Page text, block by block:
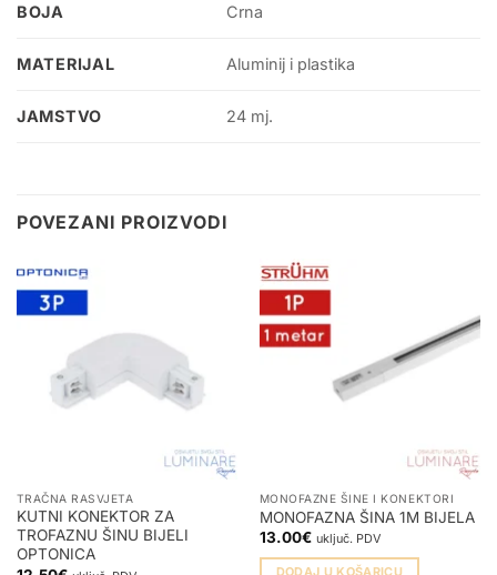
BOJA Crna
MATERIJAL Aluminij i plastika
JAMSTVO 24 mj.
POVEZANI PROIZVODI
TRAČNA RASVJETA
KUTNI KONEKTOR ZA
TROFAZNU ŠINU BIJELI
OPTONICA
MONOFAZNE ŠINE I KONEKTORI
MONOFAZNA ŠINA 1M BIJELA
13.00€ uključ. PDV
DODAJ U KOŠARICU